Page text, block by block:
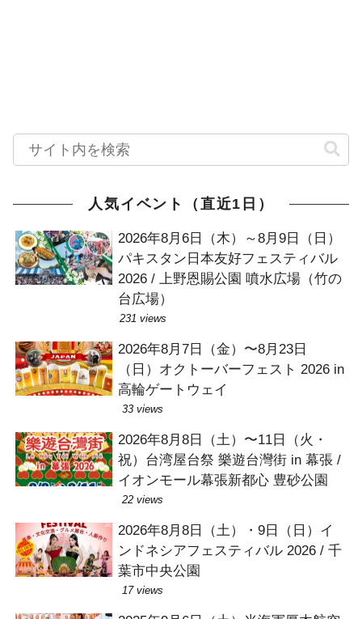
人気イベント（直近1日）
2026年8月6日（木）～8月9日（日）
パキスタン日本友好フェスティバル
2026 / 上野恩賜公園 噴水広場（竹の
台広場）
231 views
2026年8月7日（金）〜8月23日
（日）オクトーバーフェスト 2026 in
高輪ゲートウェイ
33 views
2026年8月8日（土）〜11日（火・
祝）台湾屋台祭 樂遊台灣街 in 幕張 /
イオンモール幕張新都心 豊砂公園
22 views
2026年8月8日（土）・9日（日）イ
ンドネシアフェスティバル 2026 / 千
葉市中央公園
17 views